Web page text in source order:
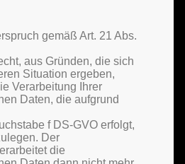
gemäß Art. 21 Abs.
aus Gründen, die sich
Situation ergeben,
Verarbeitung Ihrer
Daten, die aufgrund
f DS-GVO erfolgt,
Der
die